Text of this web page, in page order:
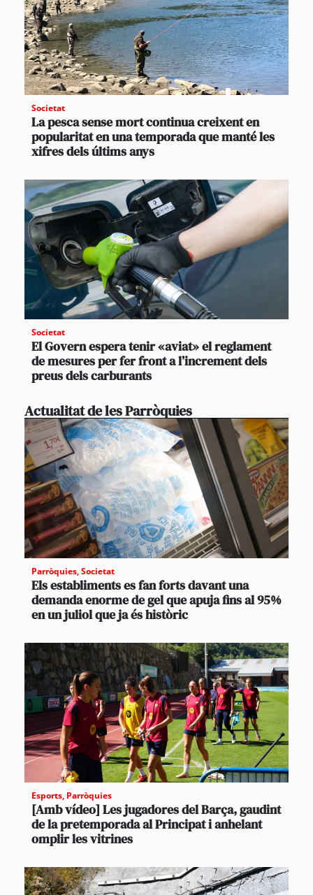
Societat
La pesca sense mort continua creixent en
popularitat en una temporada que manté les
xifres dels últims anys
Societat
El Govern espera tenir «aviat» el reglament
de mesures per fer front a l’increment dels
preus dels carburants
Actualitat de les Parròquies
Parròquies,Societat
Els establiments es fan forts davant una
demanda enorme de gel que apuja fins al 95%
en un juliol que ja és històric
Esports, Parròquies
[Amb vídeo] Les jugadores del Barça, gaudint
de la pretemporada al Principat i anhelant
omplir les vitrines